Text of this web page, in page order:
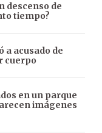
descenso de
tiempo?
a acusado de
cuerpo
en un parque
imágenes